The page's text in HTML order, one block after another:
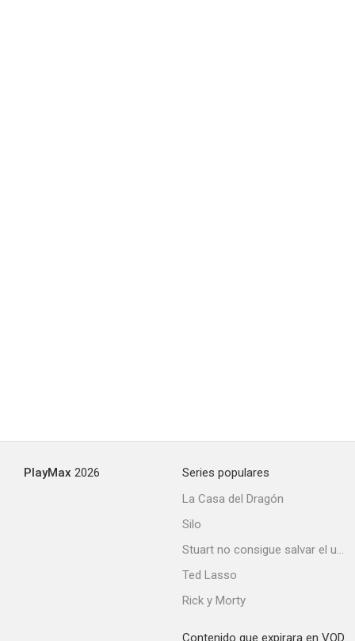
PlayMax 2026
Series populares
La Casa del Dragón
Silo
Stuart no consigue salvar el universo
Ted Lasso
Rick y Morty
Contenido que expirara en VOD